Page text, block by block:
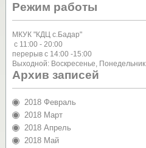
Режим работы
МКУК "КДЦ с.Бадар"
с 11:00 - 20:00
перерыв с 14:00 -15:00
Выходной: Воскресенье, Понедельник
Архив записей
2018 Февраль
2018 Март
2018 Апрель
2018 Май